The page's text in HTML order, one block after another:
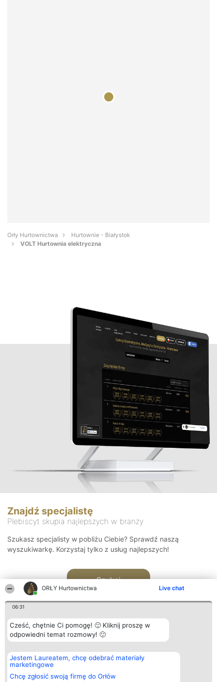
ORŁY Hurtownictwa Live chat
06:31
Cześć, chętnie Ci pomogę! 🙂 Kliknij proszę w
odpowiedni temat rozmowy! 🙂
Jestem Laureatem, chcę odebrać materiały
marketingowe
Chcę zgłosić swoją firmę do Orłów
Orły Hurtownictwa
Hurtownie - Białystok
VOLT Hurtownia elektryczna
Znajdź specjalistę
Plebiscyt skupia najlepszych w branży
Szukasz specjalisty w pobliżu Ciebie? Sprawdź naszą
wyszukiwarkę. Korzystaj tylko z usług najlepszych!
Szukaj
Organizator plebiscytu
Bright Side Solutions sp. z o.
o. sp. k.
ul. Ruska 22
Wrocław 50-079
Plebiscyt
Laureaci
wszystkich
Laureatów
Kontakt
Kontakt